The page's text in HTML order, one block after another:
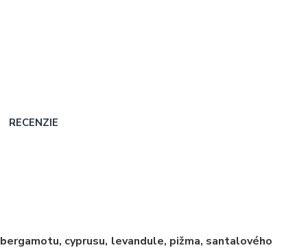
RECENZIE
bergamotu, cyprusu, levandule, pižma, santalového